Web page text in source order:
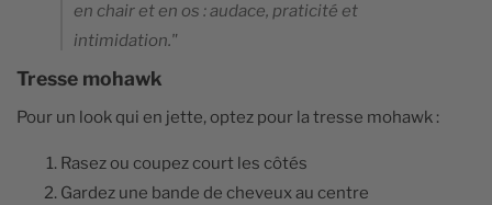
en chair et en os : audace, praticité et
intimidation."
Tresse mohawk
Pour un look qui en jette, optez pour la tresse mohawk :
Rasez ou coupez court les côtés
Gardez une bande de cheveux au centre